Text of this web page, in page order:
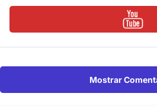
Mostrar